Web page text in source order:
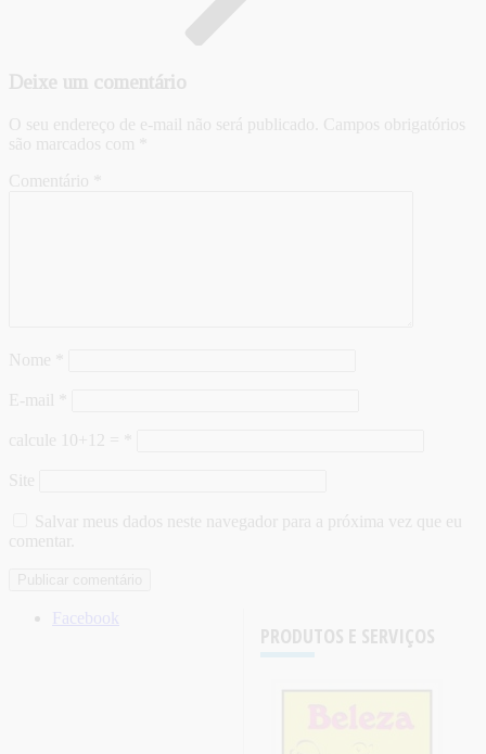
Deixe um comentário
O seu endereço de e-mail não será publicado. Campos obrigatórios
são marcados com
Comentário
Nome
E-mail
calcule 10+12 =
Site
Salvar meus dados neste navegador para a próxima vez que eu
comentar.
PRODUTOS E SERVIÇOS
Facebook